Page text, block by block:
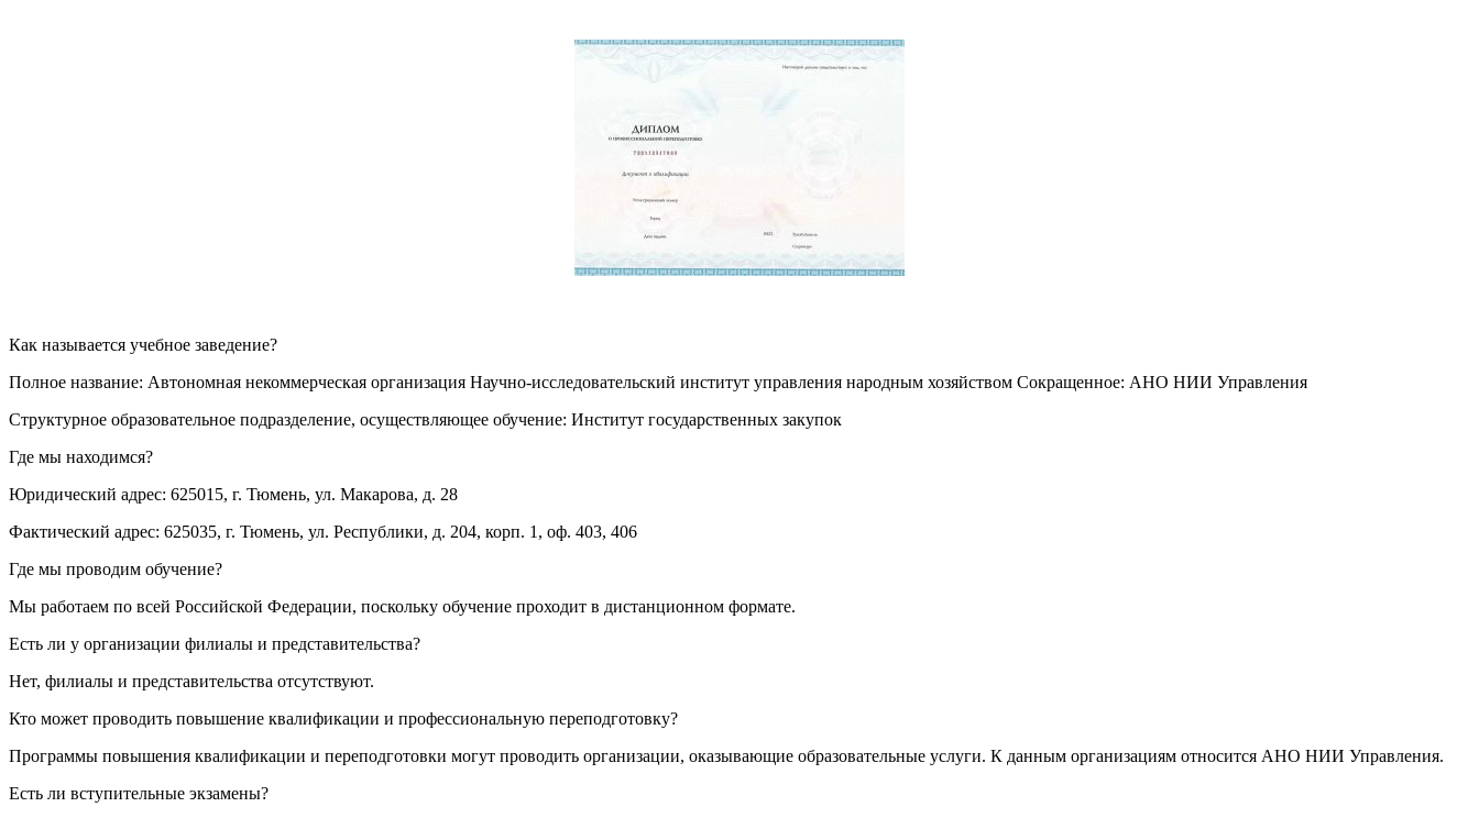
Как называется учебное заведение?
Полное название: Автономная некоммерческая организация Научно-исследовательский институт управления народным хозяйством Сокращенное: АНО НИИ Управления
Структурное образовательное подразделение, осуществляющее обучение: Институт государственных закупок
Где мы находимся?
Юридический адрес: 625015, г. Тюмень, ул. Макарова, д. 28
Фактический адрес: 625035, г. Тюмень, ул. Республики, д. 204, корп. 1, оф. 403, 406
Где мы проводим обучение?
Мы работаем по всей Российской Федерации, поскольку обучение проходит в дистанционном формате.
Есть ли у организации филиалы и представительства?
Нет, филиалы и представительства отсутствуют.
Кто может проводить повышение квалификации и профессиональную переподготовку?
Программы повышения квалификации и переподготовки могут проводить организации, оказывающие образовательные услуги. К данным организациям относится АНО НИИ Управления.
Есть ли вступительные экзамены?